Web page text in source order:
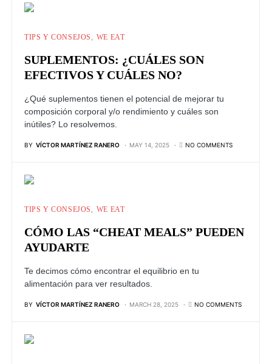
TIPS Y CONSEJOS WE EAT
SUPLEMENTOS: ¿CUÁLES SON
EFECTIVOS Y CUÁLES NO?
¿Qué suplementos tienen el potencial de mejorar tu
composición corporal y/o rendimiento y cuáles son
inútiles? Lo resolvemos.
BY VÍCTOR MARTÍNEZ RANERO MAY 14, 2025 NO COMMENTS
TIPS Y CONSEJOS WE EAT
CÓMO LAS “CHEAT MEALS” PUEDEN
AYUDARTE
Te decimos cómo encontrar el equilibrio en tu
alimentación para ver resultados.
BY VÍCTOR MARTÍNEZ RANERO MARCH 28, 2025 NO COMMENTS